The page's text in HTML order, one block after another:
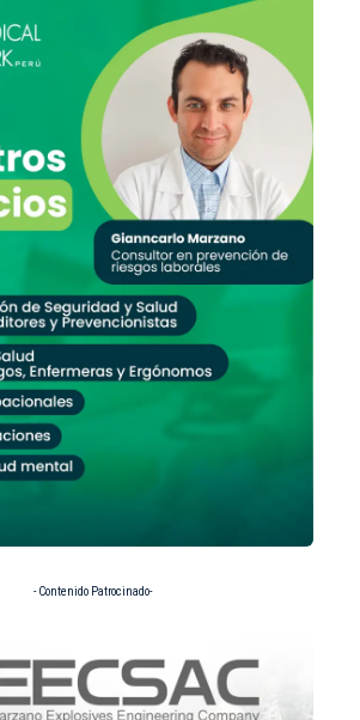
- Contenido Patrocinado-